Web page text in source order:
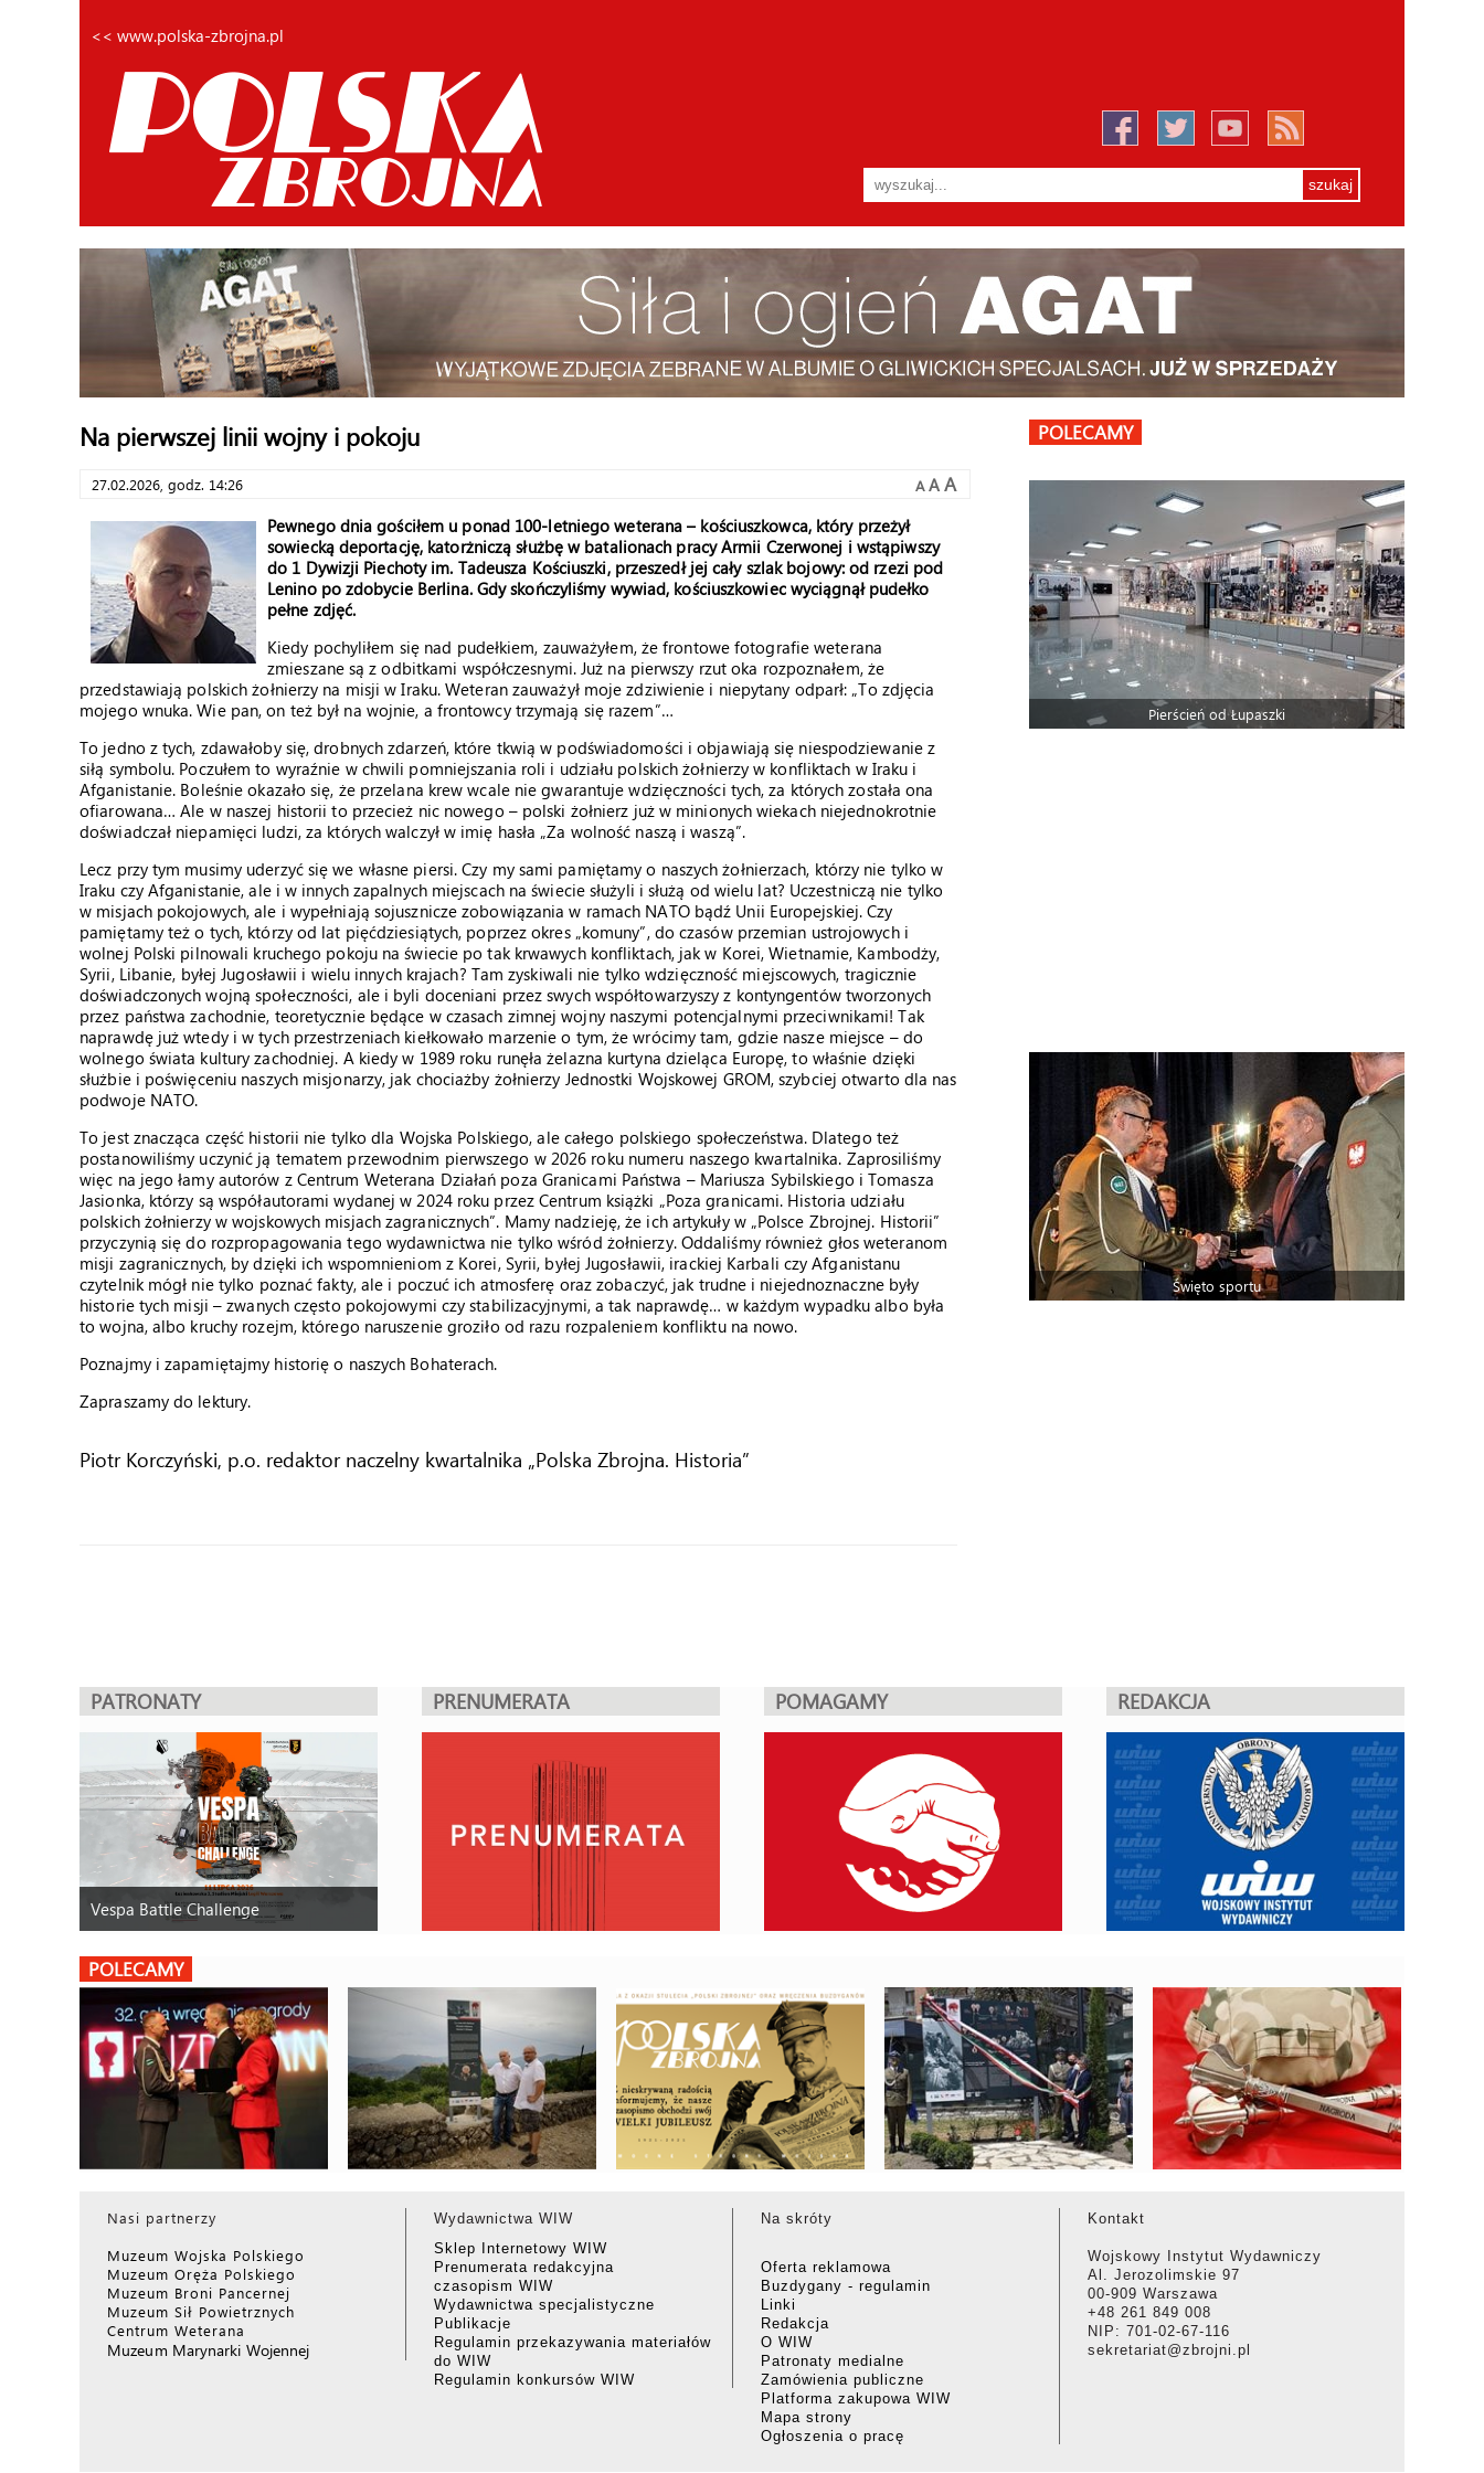
<< www.polska-zbrojna.pl
Na pierwszej linii wojny i pokoju
27.02.2026, godz. 14:26 A A A
Pewnego dnia gościłem u ponad 100-letniego weterana – kościuszkowca, który przeżył
sowiecką deportację, katorżniczą służbę w batalionach pracy Armii Czerwonej i wstąpiwszy
do 1 Dywizji Piechoty im. Tadeusza Kościuszki, przeszedł jej cały szlak bojowy: od rzezi pod
Lenino po zdobycie Berlina. Gdy skończyliśmy wywiad, kościuszkowiec wyciągnął pudełko
pełne zdjęć.
Kiedy pochyliłem się nad pudełkiem, zauważyłem, że frontowe fotografie weterana
zmieszane są z odbitkami współczesnymi. Już na pierwszy rzut oka rozpoznałem, że
przedstawiają polskich żołnierzy na misji w Iraku. Weteran zauważył moje zdziwienie i niepytany odparł: „To zdjęcia
mojego wnuka. Wie pan, on też był na wojnie, a frontowcy trzymają się razem”…
To jedno z tych, zdawałoby się, drobnych zdarzeń, które tkwią w podświadomości i objawiają się niespodziewanie z
siłą symbolu. Poczułem to wyraźnie w chwili pomniejszania roli i udziału polskich żołnierzy w konfliktach w Iraku i
Afganistanie. Boleśnie okazało się, że przelana krew wcale nie gwarantuje wdzięczności tych, za których została ona
ofiarowana… Ale w naszej historii to przecież nic nowego – polski żołnierz już w minionych wiekach niejednokrotnie
doświadczał niepamięci ludzi, za których walczył w imię hasła „Za wolność naszą i waszą”.
Lecz przy tym musimy uderzyć się we własne piersi. Czy my sami pamiętamy o naszych żołnierzach, którzy nie tylko w
Iraku czy Afganistanie, ale i w innych zapalnych miejscach na świecie służyli i służą od wielu lat? Uczestniczą nie tylko
w misjach pokojowych, ale i wypełniają sojusznicze zobowiązania w ramach NATO bądź Unii Europejskiej. Czy
pamiętamy też o tych, którzy od lat pięćdziesiątych, poprzez okres „komuny”, do czasów przemian ustrojowych i
wolnej Polski pilnowali kruchego pokoju na świecie po tak krwawych konfliktach, jak w Korei, Wietnamie, Kambodży,
Syrii, Libanie, byłej Jugosławii i wielu innych krajach? Tam zyskiwali nie tylko wdzięczność miejscowych, tragicznie
doświadczonych wojną społeczności, ale i byli doceniani przez swych współtowarzyszy z kontyngentów tworzonych
przez państwa zachodnie, teoretycznie będące w czasach zimnej wojny naszymi potencjalnymi przeciwnikami! Tak
naprawdę już wtedy i w tych przestrzeniach kiełkowało marzenie o tym, że wrócimy tam, gdzie nasze miejsce – do
wolnego świata kultury zachodniej. A kiedy w 1989 roku runęła żelazna kurtyna dzieląca Europę, to właśnie dzięki
służbie i poświęceniu naszych misjonarzy, jak chociażby żołnierzy Jednostki Wojskowej GROM, szybciej otwarto dla nas
podwoje NATO.
To jest znacząca część historii nie tylko dla Wojska Polskiego, ale całego polskiego społeczeństwa. Dlatego też
postanowiliśmy uczynić ją tematem przewodnim pierwszego w 2026 roku numeru naszego kwartalnika. Zaprosiliśmy
więc na jego łamy autorów z Centrum Weterana Działań poza Granicami Państwa – Mariusza Sybilskiego i Tomasza
Jasionka, którzy są współautorami wydanej w 2024 roku przez Centrum książki „Poza granicami. Historia udziału
polskich żołnierzy w wojskowych misjach zagranicznych”. Mamy nadzieję, że ich artykuły w „Polsce Zbrojnej. Historii”
przyczynią się do rozpropagowania tego wydawnictwa nie tylko wśród żołnierzy. Oddaliśmy również głos weteranom
misji zagranicznych, by dzięki ich wspomnieniom z Korei, Syrii, byłej Jugosławii, irackiej Karbali czy Afganistanu
czytelnik mógł nie tylko poznać fakty, ale i poczuć ich atmosferę oraz zobaczyć, jak trudne i niejednoznaczne były
historie tych misji – zwanych często pokojowymi czy stabilizacyjnymi, a tak naprawdę… w każdym wypadku albo była
to wojna, albo kruchy rozejm, którego naruszenie groziło od razu rozpaleniem konfliktu na nowo.
Poznajmy i zapamiętajmy historię o naszych Bohaterach.
Zapraszamy do lektury.
Piotr Korczyński, p.o. redaktor naczelny kwartalnika „Polska Zbrojna. Historia”
POLECAMY
Pierścień od Łupaszki
Święto sportu
PATRONATY
Vespa Battle Challenge
PRENUMERATA POMAGAMY REDAKCJA
POLECAMY
NA MONTE CASSINO
SPECJALNY
Nasi partnerzy
Muzeum Wojska Polskiego
Muzeum Oręża Polskiego
Muzeum Broni Pancernej
Muzeum Sił Powietrznych
Centrum Weterana
Muzeum Marynarki Wojennej
Wydawnictwa WIW
Sklep Internetowy WIW
Prenumerata redakcyjna
czasopism WIW
Wydawnictwa specjalistyczne
Publikacje
Regulamin przekazywania materiałów
do WIW
Regulamin konkursów WIW
Na skróty
Oferta reklamowa
Buzdygany - regulamin
Linki
Redakcja
O WIW
Patronaty medialne
Zamówienia publiczne
Platforma zakupowa WIW
Mapa strony
Ogłoszenia o pracę
Kontakt
Wojskowy Instytut Wydawniczy
Al. Jerozolimskie 97
00-909 Warszawa
+48 261 849 008
NIP: 701-02-67-116
sekretariat@zbrojni.pl